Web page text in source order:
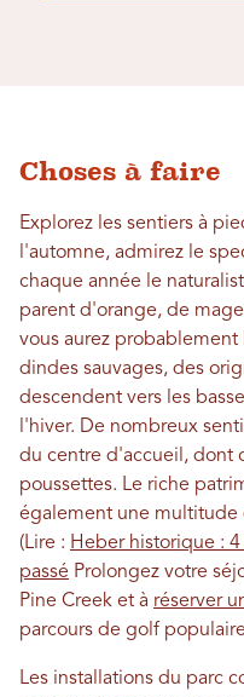
Choses à faire
Explorez les sentiers à
l'automne, admirez le
chaque année le
parent d'orange, de
vous aurez
dindes sauvages, des
descendent vers les
l'hiver. De nombreux
du centre d'accueil, dont
poussettes. Le riche
également une multitude
(Lire : Heber historique :
passé Prolongez votre
Pine Creek et à réserver
parcours de golf
Les installations du parc